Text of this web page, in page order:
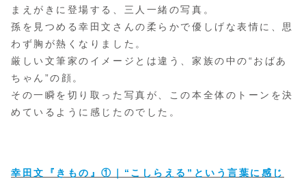
まえがきに登場する、三人一緒の写真。
孫を見つめる幸田文さんの柔らかで優しげな表情に、思
わず胸が熱くなりました。
厳しい文筆家のイメージとは違う、家族の中の“おばあ
ちゃん”の顔。
その一瞬を切り取った写真が、この本全体のトーンを決
めているように感じたのでした。
幸田文『きもの』①｜“こしらえる”という言葉に感じ